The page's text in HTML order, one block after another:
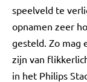
speelveld te
opnamen zeer
gesteld. Zo mag
zijn van
in het Philips